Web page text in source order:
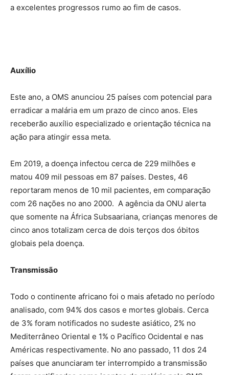
a excelentes progressos rumo ao fim de casos.
Auxílio
Este ano, a OMS anunciou 25 países com potencial para
erradicar a malária em um prazo de cinco anos. Eles
receberão auxílio especializado e orientação técnica na
ação para atingir essa meta.
Em 2019, a doença infectou cerca de 229 milhões e
matou 409 mil pessoas em 87 países. Destes, 46
reportaram menos de 10 mil pacientes, em comparação
com 26 nações no ano 2000. A agência da ONU alerta
que somente na África Subsaariana, crianças menores de
cinco anos totalizam cerca de dois terços dos óbitos
globais pela doença.
Transmissão
Todo o continente africano foi o mais afetado no período
analisado, com 94% dos casos e mortes globais. Cerca
de 3% foram notificados no sudeste asiático, 2% no
Mediterrâneo Oriental e 1% o Pacífico Ocidental e nas
Américas respectivamente. No ano passado, 11 dos 24
países que anunciaram ter interrompido a transmissão